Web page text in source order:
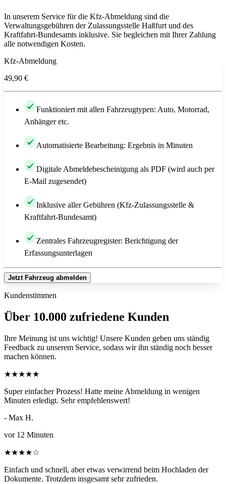
In unserem Service für die Kfz-Abmeldung sind die
Verwaltungsgebühren der Zulassungsstelle Haßfurt und des
Kraftfahrt-Bundesamts inklusive. Sie begleichen mit Ihrer Zahlung
alle notwendigen Kosten.
Kfz-Abmeldung
49,90 €
Funktioniert mit allen Fahrzeugtypen: Auto, Motorrad,
Anhänger etc.
Automatisierte Bearbeitung: Ergebnis in Minuten
Digitale Abmeldebescheinigung als PDF (wird auch per
E-Mail zugesendet)
Inklusive aller Gebühren (Kfz-Zulassungsstelle &
Kraftfahrt-Bundesamt)
Zentrales Fahrzeugregister: Berichtigung der
Erfassungsunterlagen
Jetzt Fahrzeug abmelden
Kundenstimmen
Über 10.000 zufriedene Kunden
Ihre Meinung ist uns wichtig! Unsere Kunden geben uns ständig
Feedback zu unserem Service, sodass wir ihn ständig noch besser
machen können.
★★★★★
Super einfacher Prozess! Hatte meine Abmeldung in wenigen
Minuten erledigt. Sehr empfehlenswert!
- Max H.
vor 12 Minuten
★★★★☆
Einfach und schnell, aber etwas verwirrend beim Hochladen der
Dokumente. Trotzdem insgesamt sehr zufrieden.